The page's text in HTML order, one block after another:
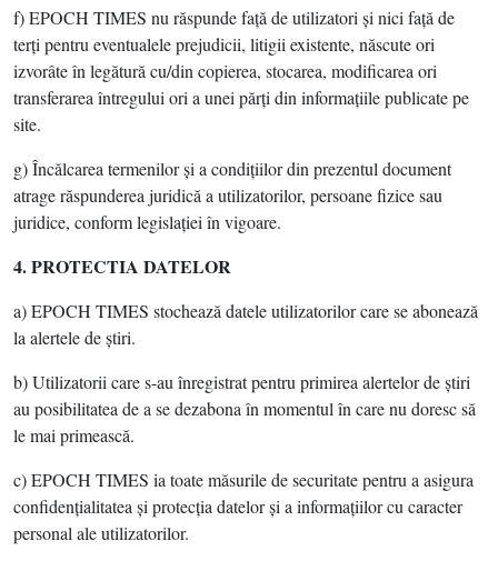
f) EPOCH TIMES nu răspunde faţă de utilizatori şi nici faţă de
terţi pentru eventualele prejudicii, litigii existente, născute ori
izvorâte în legătură cu/din copierea, stocarea, modificarea ori
transferarea întregului ori a unei părţi din informaţiile publicate pe
site.
g) Încălcarea termenilor şi a condiţiilor din prezentul document
atrage răspunderea juridică a utilizatorilor, persoane fizice sau
juridice, conform legislaţiei în vigoare.
4. PROTECTIA DATELOR
a) EPOCH TIMES stochează datele utilizatorilor care se abonează
la alertele de ştiri.
b) Utilizatorii care s-au înregistrat pentru primirea alertelor de ştiri
au posibilitatea de a se dezabona în momentul în care nu doresc să
le mai primească.
c) EPOCH TIMES ia toate măsurile de securitate pentru a asigura
confidenţialitatea şi protecţia datelor şi a informaţiilor cu caracter
personal ale utilizatorilor.